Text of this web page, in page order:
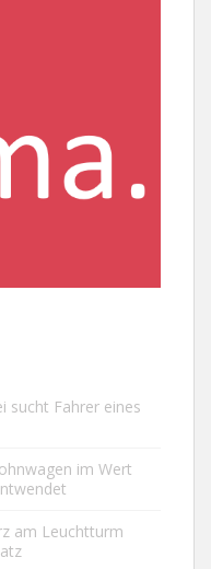
sucht Fahrer eines
im Wert
am Leuchtturm